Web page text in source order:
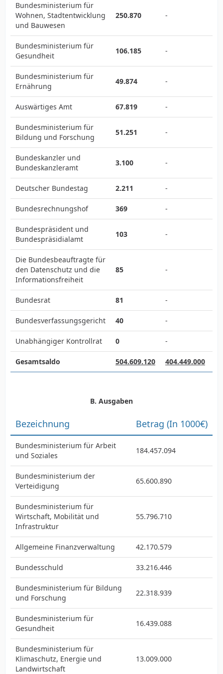
Bundesministerium für
Wohnen, Stadtentwicklung
und Bauwesen
250.870 -
Bundesministerium für
Gesundheit
106.185 -
Bundesministerium für
Ernährung
49.874 -
Auswärtiges Amt 67.819 -
Bundesministerium für
Bildung und Forschung
51.251 -
Bundeskanzler und
Bundeskanzleramt
3.100 -
Deutscher Bundestag 2.211 -
Bundesrechnungshof 369 -
Bundespräsident und
Bundespräsidialamt
103 -
Die Bundesbeauftragte für
den Datenschutz und die
Informationsfreiheit
85 -
Bundesrat 81 -
Bundesverfassungsgericht 40 -
Unabhängiger Kontrollrat 0 -
Gesamtsaldo 504.609.120 404.449.000
B. Ausgaben
Bezeichnung Betrag (In 1000€)
Bundesministerium für Arbeit
und Soziales
184.457.094
Bundesministerium der
Verteidigung
65.600.890
Bundesministerium für
Wirtschaft, Mobilität und
Infrastruktur
55.796.710
Allgemeine Finanzverwaltung 42.170.579
Bundesschuld 33.216.446
Bundesministerium für Bildung
und Forschung
22.318.939
Bundesministerium für
Gesundheit
16.439.088
Bundesministerium für
Klimaschutz, Energie und
Landwirtschaft
13.009.000